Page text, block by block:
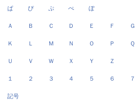
ぱ ぴ ぷ ぺ ぽ
Ａ Ｂ Ｃ Ｄ Ｅ Ｆ Ｇ
Ｋ Ｌ Ｍ Ｎ Ｏ Ｐ Ｑ
Ｕ Ｖ Ｗ Ｘ Ｙ Ｚ
１ ２ ３ ４ ５ ６ ７
記号